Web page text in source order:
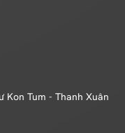
Kon Tum - Thanh Xuân